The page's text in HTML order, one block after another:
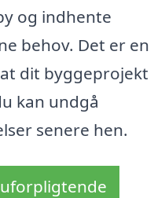
og indhente
behov. Det er en
dit byggeprojekt
kan undgå
senere hen.